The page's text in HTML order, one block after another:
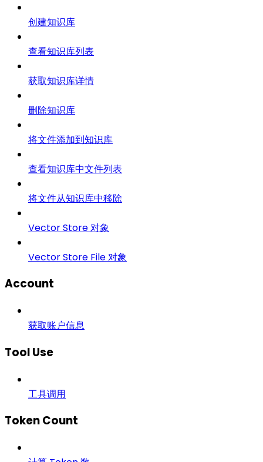
创建知识库
查看知识库列表
获取知识库详情
删除知识库
将文件添加到知识库
查看知识库中文件列表
将文件从知识库中移除
Vector Store 对象
Vector Store File 对象
Account
获取账户信息
Tool Use
工具调用
Token Count